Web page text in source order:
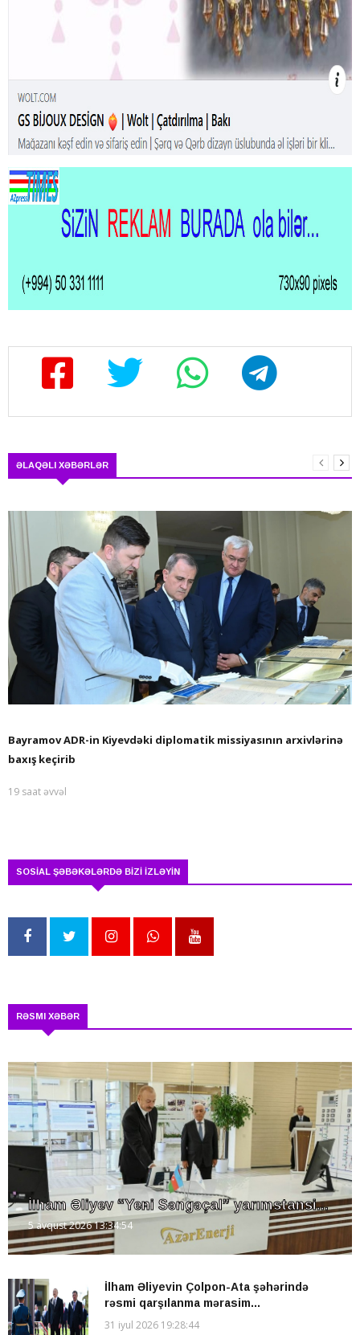
ƏLAQƏLI XƏBƏRLƏR
Bayramov ADR-in Kiyevdəki diplomatik missiyasının arxivlərinə
baxış keçirib
19 saat əvvəl
SOSİAL ŞƏBƏKƏLƏRDƏ BİZİ İZLƏYİN
RƏSMI XƏBƏR
İlham Əliyev “Yeni Səngəçal” yarımstansi...
5 avqust 2026 13:34:54
İlham Əliyevin Çolpon-Ata şəhərində
rəsmi qarşılanma mərasim...
31 iyul 2026 19:28:44